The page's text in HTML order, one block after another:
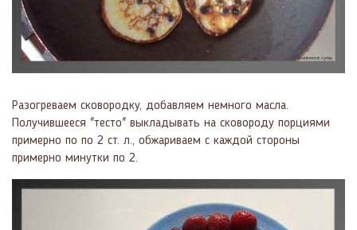
Разогреваем сковородку, добавляем немного масла.
Получившееся "тесто" выкладывать на сковороду порциями
примерно по по 2 ст. л., обжариваем с каждой стороны
примерно минутки по 2.